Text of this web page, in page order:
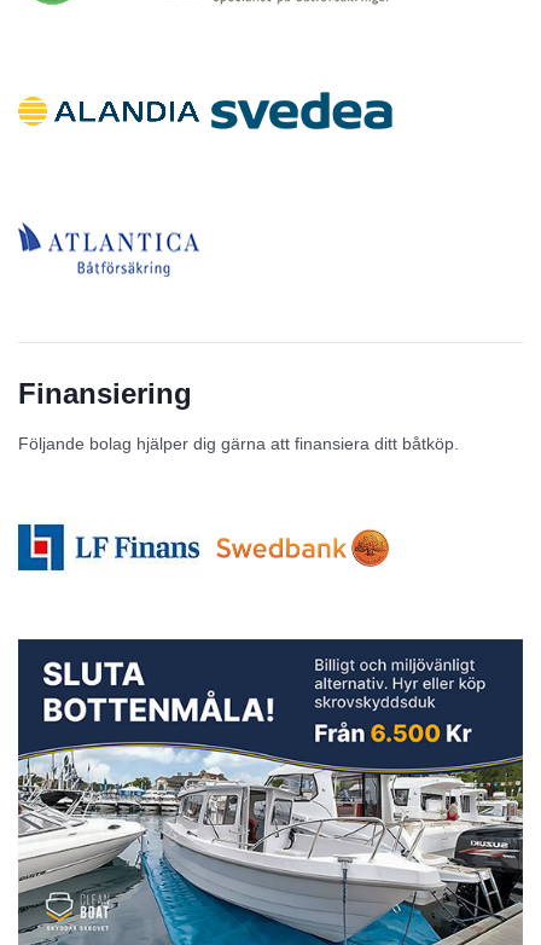
Finansiering
Följande bolag hjälper dig gärna att finansiera ditt båtköp.